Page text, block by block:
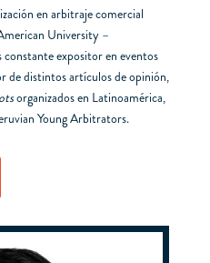
en arbitraje comercial
University –
expositor en eventos
de distintos artículos de opinión,
organizados en Latinoamérica,
Young Arbitrators.